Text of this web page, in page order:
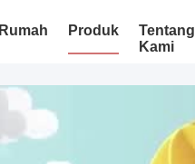
Rumah Produk
Tentang
Kami